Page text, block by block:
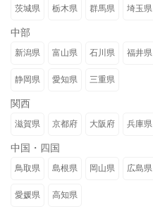
茨城県 栃木県 群馬県 埼玉県
中部
新潟県 富山県 石川県 福井県
静岡県 愛知県 三重県
関西
滋賀県 京都府 大阪府 兵庫県
中国・四国
鳥取県 島根県 岡山県 広島県
愛媛県 高知県